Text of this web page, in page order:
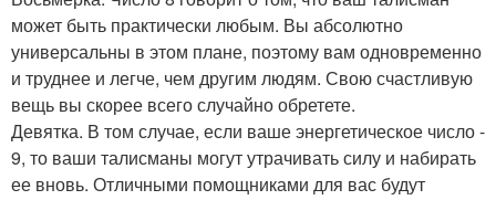
может быть практически любым. Вы абсолютно
универсальны в этом плане, поэтому вам одновременно
и труднее и легче, чем другим людям. Свою счастливую
вещь вы скорее всего случайно обретете.
Девятка. В том случае, если ваше энергетическое число -
9, то ваши талисманы могут утрачивать силу и набирать
ее вновь. Отличными помощниками для вас будут